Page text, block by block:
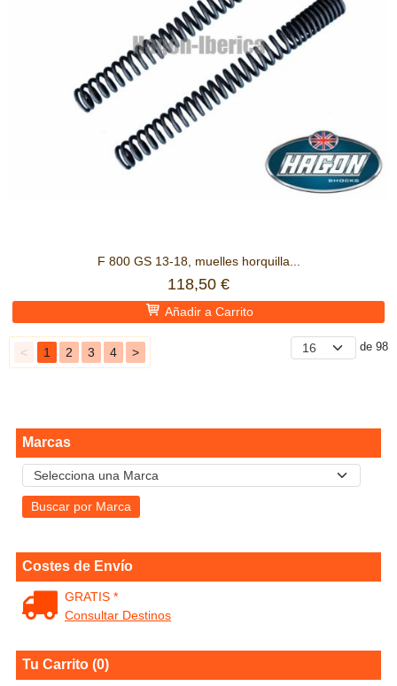
Marcas
Costes de Envío
GRATIS *
Consultar Destinos
Tu Carrito (0)
F 800 GS 13-18, muelles horquilla...
118,50 €
Añadir a Carrito
< 1 2 3 4 > de 98